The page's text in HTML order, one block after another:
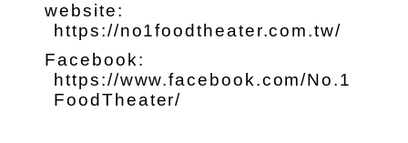
website:
https://no1foodtheater.com.tw/
Facebook:
https://www.facebook.com/No.1
FoodTheater/